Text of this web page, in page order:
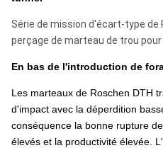
Série de mission d'écart-type de
perçage de marteau de trou
En bas de l'introduction de
Les marteaux de Roschen DTH
d'impact avec la déperdition
conséquence la bonne rupture
élevés et la productivité élevée.